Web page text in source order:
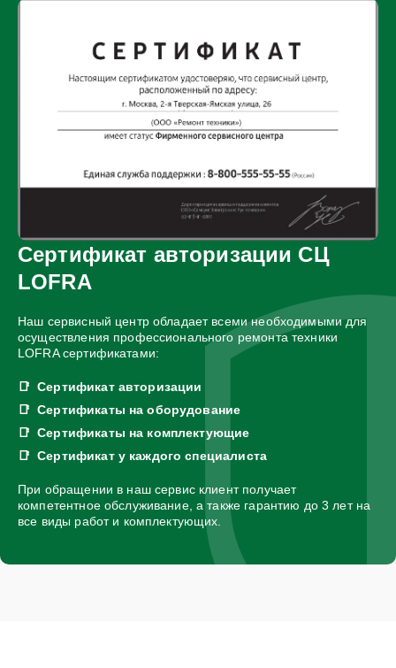
Сертификат авторизации СЦ
LOFRA
Наш сервисный центр обладает всеми необходимыми для
осуществления профессионального ремонта техники
LOFRA сертификатами:
Сертификат авторизации
Сертификаты на оборудование
Сертификаты на комплектующие
Сертификат у каждого специалиста
При обращении в наш сервис клиент получает
компетентное обслуживание, а также гарантию до 3 лет на
все виды работ и комплектующих.